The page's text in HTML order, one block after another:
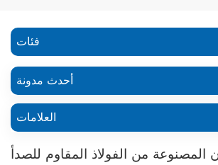
فئات
أحدث مدونة
العلامات
من الفولاذ المقاوم للصدأ